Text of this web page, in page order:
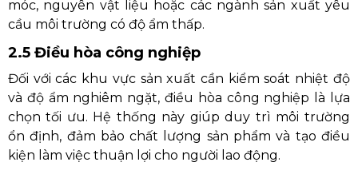
móc, nguyên vật liệu hoặc các ngành sản xuất yêu
cầu môi trường có độ ẩm thấp.
2.5 Điều hòa công nghiệp
Đối với các khu vực sản xuất cần kiểm soát nhiệt độ
và độ ẩm nghiêm ngặt, điều hòa công nghiệp là lựa
chọn tối ưu. Hệ thống này giúp duy trì môi trường
ổn định, đảm bảo chất lượng sản phẩm và tạo điều
kiện làm việc thuận lợi cho người lao động.